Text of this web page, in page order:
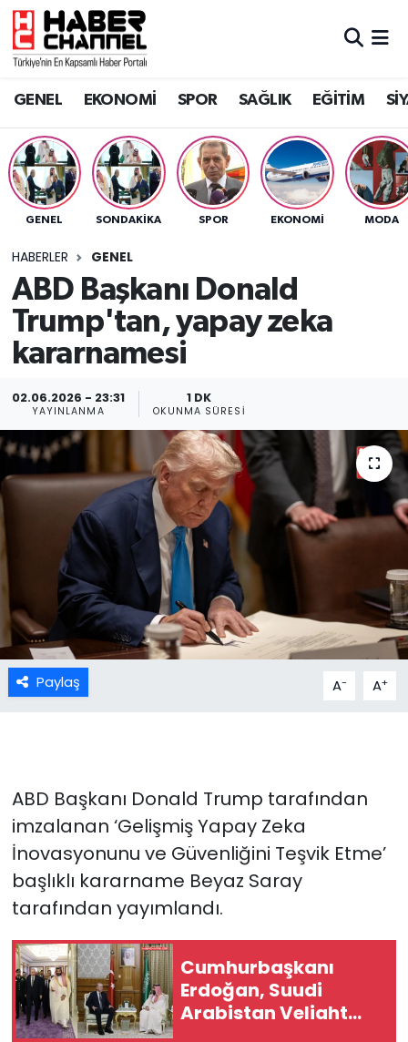
GENEL EKONOMİ SPOR SAĞLIK EĞİTİM
GENEL SONDAKIKA SPOR EKONOMİ MODA
HABERLER GENEL
ABD Başkanı Donald
Trump'tan, yapay zeka
kararnamesi
02.06.2026 - 23:31
YAYINLANMA
1 DK
OKUNMA SÜRESI
Paylaş A- A+
ABD Başkanı Donald Trump tarafından
imzalanan ‘Gelişmiş Yapay Zeka
İnovasyonunu ve Güvenliğini Teşvik Etme’
başlıklı kararname Beyaz Saray
tarafından yayımlandı.
Cumhurbaşkanı
Erdoğan, Suudi
Arabistan Veliaht
Prensi Muhammed
GENEL
SPOR
SAĞLIK
EĞİTİM
SİYASET
MAGAZİN
Nöbetçi Eczaneler
Trafik Durumu
Süper Lig Puan Durumu ve Fikstür
Tüm Manşetler
Son Dakika Haberleri
Haber Arşivi